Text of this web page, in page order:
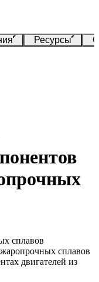
Ресурсы
сплавов
сплавов
двигателей из